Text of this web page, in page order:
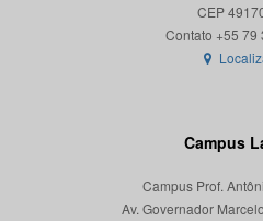
CEP
Campus
Campus Prof.
Av. Governador